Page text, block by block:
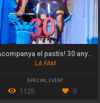
Acompanya el pastís! 30 anys de MIM
LA FAM
SPECIAL EVENT
1125 0